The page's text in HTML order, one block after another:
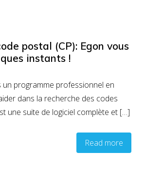
postal (CP): Egon vous
instants !
un programme professionnel en
dans la recherche des codes
une suite de logiciel complète et […]
Read more